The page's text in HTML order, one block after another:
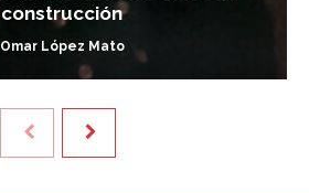
construcción
Omar López Mato